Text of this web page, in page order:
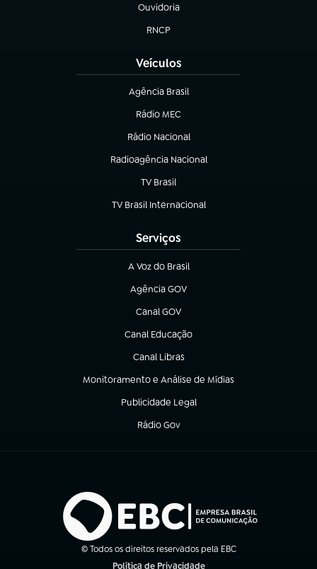
Ouvidoria
(abre em nova aba)
RNCP
(abre em nova aba)
Veículos
Agência Brasil
(abre em nova aba)
Rádio MEC
(abre em nova aba)
Rádio Nacional
Radioagência Nacional
(abre em nova aba)
TV Brasil
(abre em nova aba)
TV Brasil Internacional
(abre em nova aba)
Serviços
A Voz do Brasil
(abre em nova aba)
Agência GOV
(abre em nova aba)
Canal GOV
(abre em nova aba)
Canal Educação
(abre em nova aba)
Canal Libras
(abre em nova aba)
Monitoramento e Análise de Mídias
(abre em nova aba)
Publicidade Legal
(abre em nova aba)
Rádio Gov
(abre em nova aba)
© Todos os direitos reservados pela EBC
Política de Privacidade